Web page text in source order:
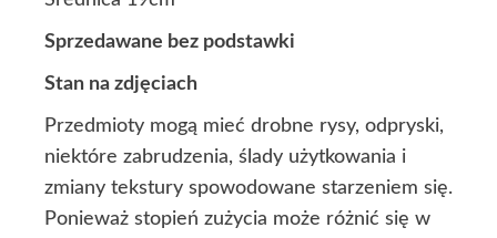
Sprzedawane bez podstawki
Stan na zdjęciach
Przedmioty mogą mieć drobne rysy, odpryski,
niektóre zabrudzenia, ślady użytkowania i
zmiany tekstury spowodowane starzeniem się.
Ponieważ stopień zużycia może różnić się w